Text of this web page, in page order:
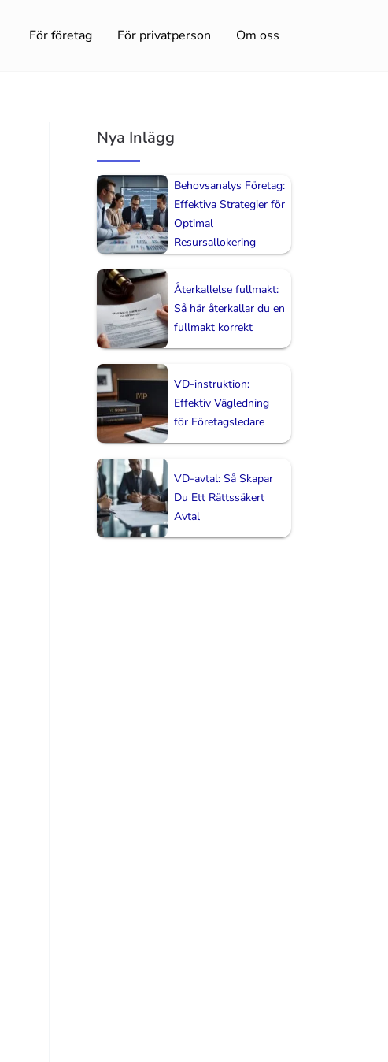
För företag För privatperson Om oss
Nya Inlägg
Behovsanalys Företag:
Effektiva Strategier för
Optimal
Resursallokering
Återkallelse fullmakt:
Så här återkallar du en
fullmakt korrekt
VD-instruktion:
Effektiv Vägledning
för Företagsledare
VD-avtal: Så Skapar
Du Ett Rättssäkert
Avtal